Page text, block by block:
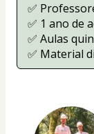
✅
✅ 1 ano de
✅ Aulas
✅ Material